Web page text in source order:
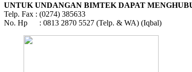
UNTUK UNDANGAN BIMTEK DAPAT
Telp. Fax : (0274) 385633
No. Hp : 0813 2870 5527 (Telp. & WA) (Iqbal)